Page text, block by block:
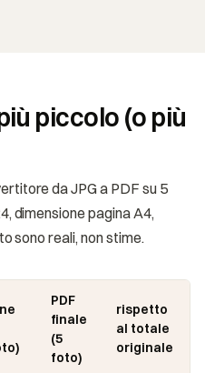
piccolo (o più
da JPG a PDF su 5
dimensione pagina A4,
sono reali, non stime.
PDF
finale
(5
foto)
rispetto
al totale
originale